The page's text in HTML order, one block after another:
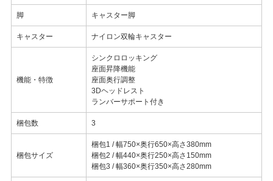
脚 キャスター脚
キャスター ナイロン双輪キャスター
機能・特徴
シンクロロッキング
座面昇降機能
座面奥行調整
3Dヘッドレスト
ランバーサポート付き
梱包数 3
梱包サイズ
梱包1 / 幅750×奥行650×高さ380mm
梱包2 / 幅440×奥行250×高さ150mm
梱包3 / 幅360×奥行350×高さ280mm